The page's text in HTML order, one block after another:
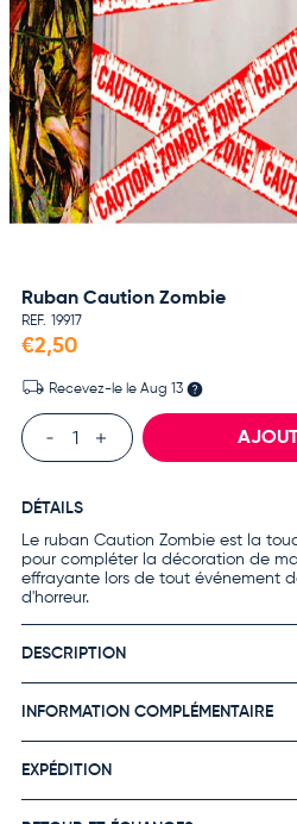
Ruban Caution Zombie
REF. 19917
€2,50
Recevez-le le Aug 13
Qté
DÉTAILS
Le ruban Caution Zombie est la
pour compléter la décoration de
effrayante lors de tout événement
d'horreur.
DESCRIPTION
INFORMATION COMPLÉMENTAIRE
EXPÉDITION